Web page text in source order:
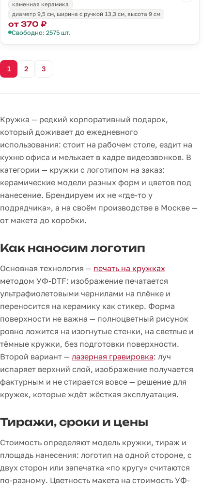
каменная керамика
диаметр 9,5 см, ширина с ручкой 13,3 см, высота 9 см
от 370 ₽
Свободно: 2575 шт.
1 2 3
Кружка — редкий корпоративный подарок,
который доживает до ежедневного
использования: стоит на рабочем столе, ездит на
кухню офиса и мелькает в кадре видеозвонков. В
категории — кружки с логотипом на заказ:
керамические модели разных форм и цветов под
нанесение. Брендируем их не «где-то у
подрядчика», а на своём производстве в Москве —
от макета до коробки.
Как наносим логотип
Основная технология — печать на кружках
методом УФ-DTF: изображение печатается
ультрафиолетовыми чернилами на плёнке и
переносится на керамику как стикер. Форма
поверхности не важна — полноцветный рисунок
ровно ложится на изогнутые стенки, на светлые и
тёмные кружки, без подготовки поверхности.
Второй вариант — лазерная гравировка: луч
испаряет верхний слой, изображение получается
фактурным и не стирается вовсе — решение для
кружек, которые ждёт жёсткая эксплуатация.
Тиражи, сроки и цены
Стоимость определяют модель кружки, тираж и
площадь нанесения: логотип на одной стороне, с
двух сторон или запечатка «по кругу» считаются
по-разному. Цветность макета на стоимость УФ-